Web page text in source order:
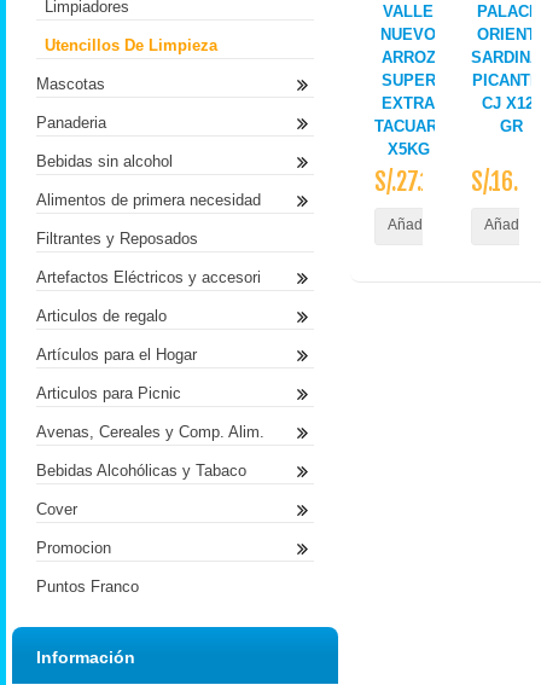
VALLE
NUEVO
ARROZ
SUPER
EXTRA
TACUARI
X5KG
S/.27.10
Añadir al Carrito
CJ X125
GR
S/.16.80
Añadir
Limpiadores
Utencillos De Limpieza
Mascotas
Panaderia
Bebidas sin alcohol
Alimentos de primera necesidad
Filtrantes y Reposados
Artefactos Eléctricos y accesori
Articulos de regalo
Artículos para el Hogar
Articulos para Picnic
Avenas, Cereales y Comp. Alim.
Bebidas Alcohólicas y Tabaco
Cover
Promocion
Puntos Franco
Información